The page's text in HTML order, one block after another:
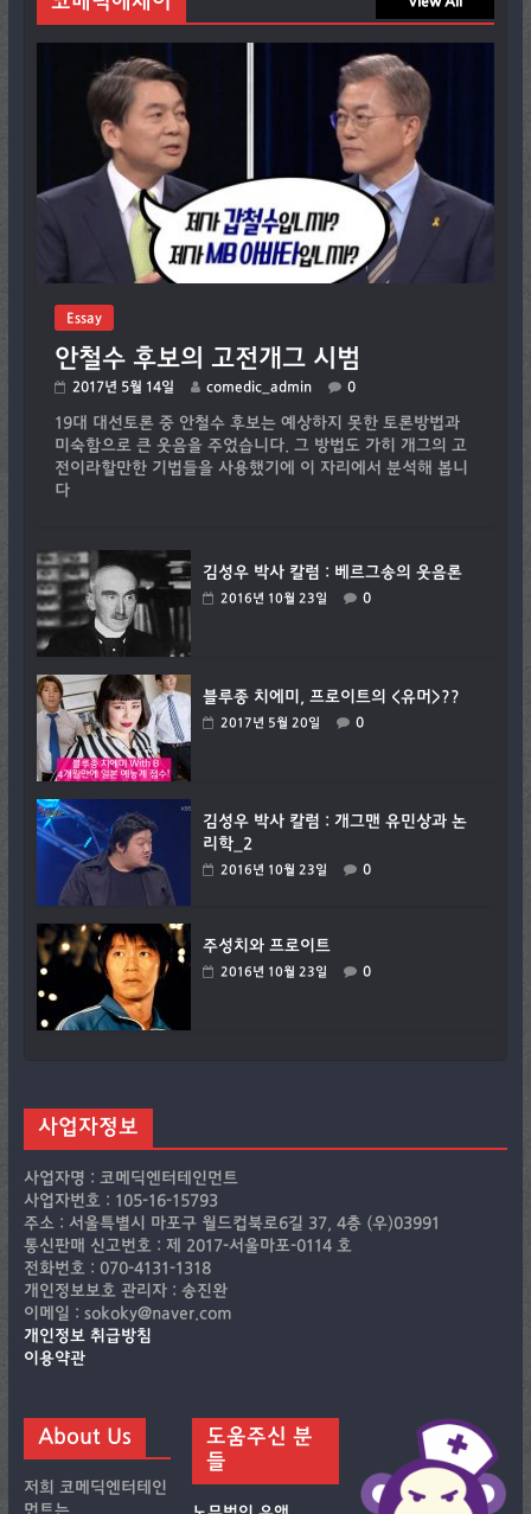
Essay
안철수 후보의 고전개그 시범
2017년 5월 14일 comedic_admin 0
19대 대선토론 중 안철수 후보는 예상하지 못한 토론방법과
미숙함으로 큰 웃음을 주었습니다. 그 방법도 가히 개그의 고
전이라할만한 기법들을 사용했기에 이 자리에서 분석해 봅니
다
김성우 박사 칼럼 : 베르그송의 웃음론
2016년 10월 23일 0
블루종 치에미, 프로이트의 <유머>??
2017년 5월 20일 0
김성우 박사 칼럼 : 개그맨 유민상과 논
리학_2
2016년 10월 23일 0
주성치와 프로이트
2016년 10월 23일 0
사업자정보
사업자명 : 코메딕엔터테인먼트
사업자번호 : 105-16-15793
주소 : 서울특별시 마포구 월드컵북로6길 37, 4층 (우)03991
통신판매 신고번호 : 제 2017-서울마포-0114 호
전화번호 : 070-4131-1318
개인정보보호 관리자 : 송진완
이메일 : sokoky@naver.com
개인정보 취급방침
이용약관
About Us
저희 코메딕엔터테인
도움주신 분
들